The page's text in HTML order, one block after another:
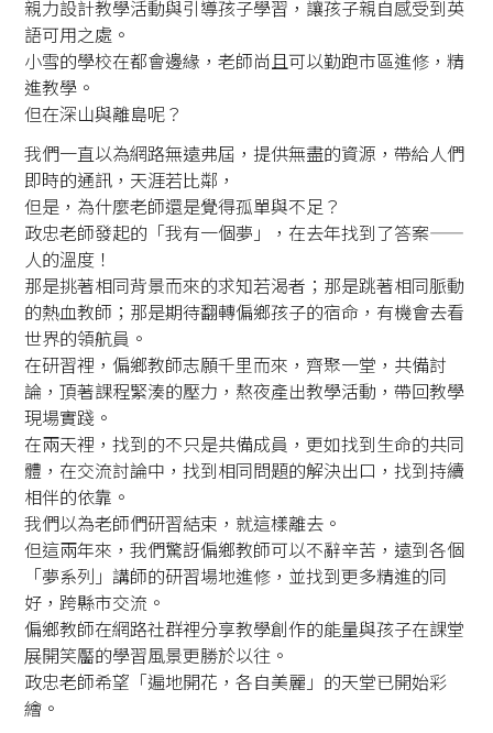
親力設計教學活動與引導孩子學習，讓孩子親自感受到英
語可用之處。
小雪的學校在都會邊緣，老師尚且可以勤跑市區進修，精
進教學。
但在深山與離島呢？
我們一直以為網路無遠弗屆，提供無盡的資源，帶給人們
即時的通訊，天涯若比鄰，
但是，為什麼老師還是覺得孤單與不足？
政忠老師發起的「我有一個夢」，在去年找到了答案——
人的溫度！
那是挑著相同背景而來的求知若渴者；那是跳著相同脈動
的熱血教師；那是期待翻轉偏鄉孩子的宿命，有機會去看
世界的領航員。
在研習裡，偏鄉教師志願千里而來，齊聚一堂，共備討
論，頂著課程緊湊的壓力，熬夜產出教學活動，帶回教學
現場實踐。
在兩天裡，找到的不只是共備成員，更如找到生命的共同
體，在交流討論中，找到相同問題的解決出口，找到持續
相伴的依靠。
我們以為老師們研習結束，就這樣離去。
但這兩年來，我們驚訝偏鄉教師可以不辭辛苦，遠到各個
「夢系列」講師的研習場地進修，並找到更多精進的同
好，跨縣市交流。
偏鄉教師在網路社群裡分享教學創作的能量與孩子在課堂
展開笑靨的學習風景更勝於以往。
政忠老師希望「遍地開花，各自美麗」的天堂已開始彩
繪。